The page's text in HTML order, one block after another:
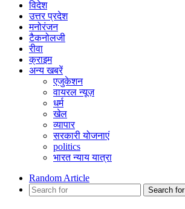
विदेश
उत्तर प्रदेश
मनोरंजन
टैकनोलजी
रीवा
क्राइम
अन्य खबरें
एजुकेशन
वायरल न्यूज़
धर्म
खेल
व्यापार
सरकारी योजनाएं
politics
भारत न्याय यात्रा
Random Article
Search for